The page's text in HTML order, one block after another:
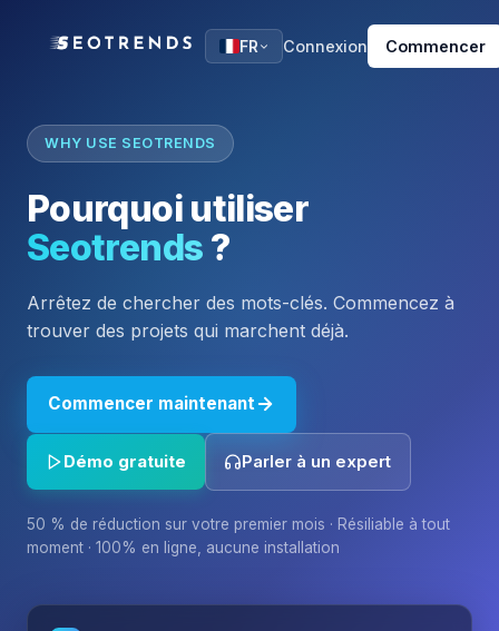
FR Connexion Commencer
WHY USE SEOTRENDS
Pourquoi utiliser
Seotrends ?
Arrêtez de chercher des mots-clés. Commencez à
trouver des projets qui marchent déjà.
Commencer maintenant
Démo gratuite Parler à un expert
50 % de réduction sur votre premier mois · Résiliable à tout
moment · 100% en ligne, aucune installation